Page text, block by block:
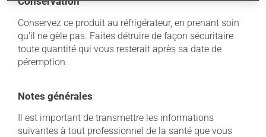
Conservez ce produit au réfrigérateur, en prenant soin
qu'il ne gèle pas. Faites détruire de façon sécuritaire
toute quantité qui vous resterait après sa date de
péremption.
Notes générales
Il est important de transmettre les informations
suivantes à tout professionnel de la santé que vous